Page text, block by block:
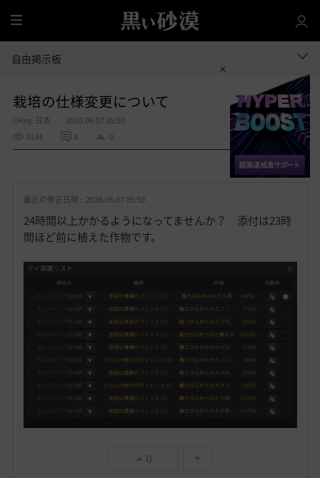
全
体
自由掲示板
栽培の仕様変更について
UKey-日本
2026.06.07 05:50
3134
4 0
お
入
共有する
最近の修正日時 : 2026.06.07 05:50
24時間以上かかるようになってませんか？ 添付は23時
間ほど前に植えた作物です。
0